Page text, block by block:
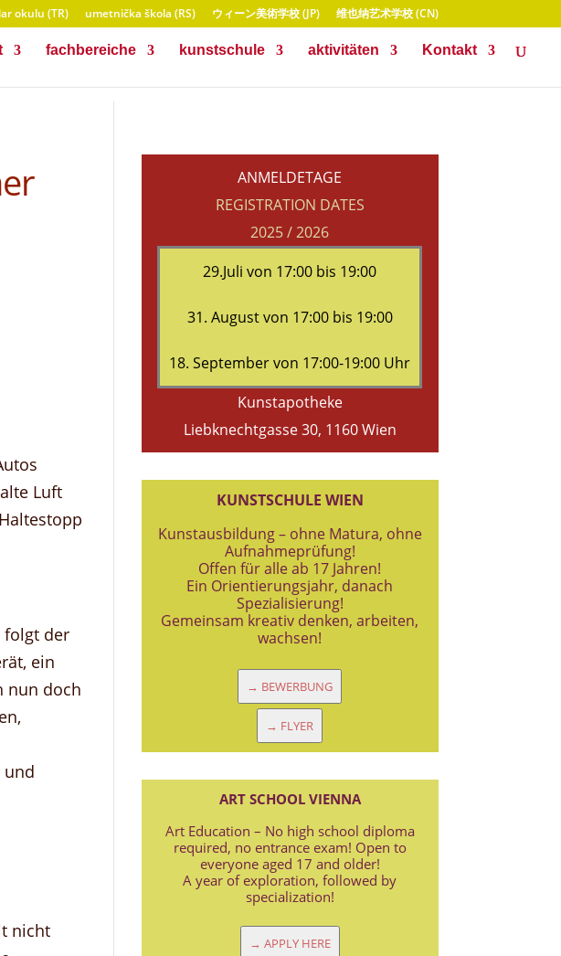
okulu (TR) umetnička škola (RS) ウィーン美術学校 (JP) 维也纳艺术学校 (CN)
fachbereiche kunstschule aktivitäten Kontakt
Luft
folgt der
ein
nun doch
und
nicht
ANMELDETAGE
REGISTRATION DATES
2025 / 2026
29.Juli von 17:00 bis 19:00
31. August von 17:00 bis 19:00
18. September von 17:00-19:00 Uhr
Kunstapotheke
Liebknechtgasse 30, 1160 Wien
KUNSTSCHULE WIEN
Kunstausbildung – ohne Matura, ohne
Aufnahmeprüfung!
Offen für alle ab 17 Jahren!
Ein Orientierungsjahr, danach
Spezialisierung!
Gemeinsam kreativ denken, arbeiten,
wachsen!
→ BEWERBUNG
→ FLYER
ART SCHOOL VIENNA
Art Education – No high school diploma
required, no entrance exam! Open to
everyone aged 17 and older!
A year of exploration, followed by
specialization!
→ APPLY HERE